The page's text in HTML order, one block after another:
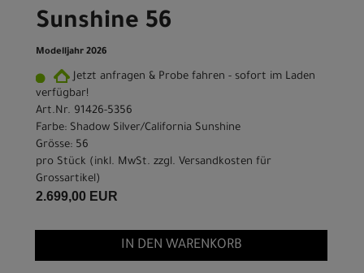
Sunshine 56
Modelljahr 2026
Jetzt anfragen & Probe fahren - sofort im Laden
verfügbar!
Art.Nr. 91426-5356
Farbe: Shadow Silver/California Sunshine
Grösse: 56
pro Stück (inkl. MwSt. zzgl. Versandkosten für
Grossartikel)
2.699,00 EUR
IN DEN WARENKORB